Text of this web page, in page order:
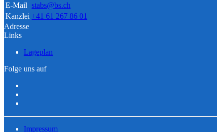
E-Mail stabs@bs.ch
Kanzlei +41 61 267 86 01
Adresse
Links
Lageplan
Folge uns auf
Impressum